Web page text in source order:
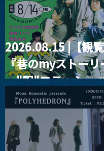
2026.08.15 |【観
『巷のmyストー
ー"訳"フラッシュ